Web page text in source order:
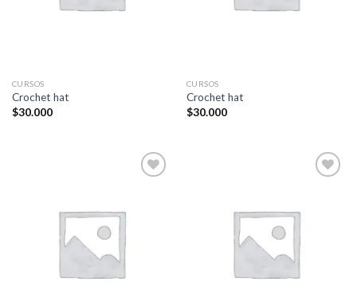
CURSOS
Crochet hat
$30.000
CURSOS
Crochet hat
$30.000